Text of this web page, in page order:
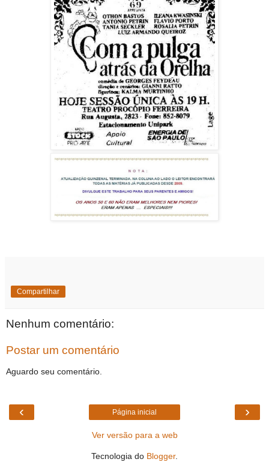
Compartilhar
Nenhum comentário:
Postar um comentário
Aguardo seu comentário.
‹ ›
Página inicial
Ver versão para a web
Tecnologia do Blogger.